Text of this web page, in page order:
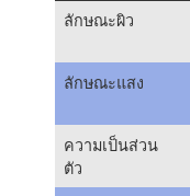
ลักษณะผิว
ลักษณะแสง
ความเป็นส่วน
ตัว